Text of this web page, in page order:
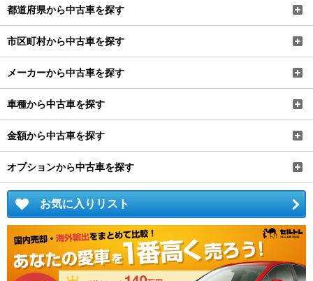
都道府県から中古車を探す
市区町村から中古車を探す
メーカーから中古車を探す
車種から中古車を探す
金額から中古車を探す
オプションから中古車を探す
お気に入りリスト